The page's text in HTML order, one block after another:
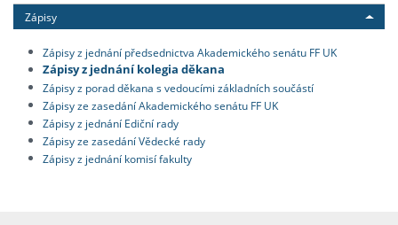
Zápisy
Zápisy z jednání předsednictva Akademického senátu FF UK
Zápisy z jednání kolegia děkana
Zápisy z porad děkana s vedoucími základních součástí
Zápisy ze zasedání Akademického senátu FF UK
Zápisy z jednání Ediční rady
Zápisy ze zasedání Vědecké rady
Zápisy z jednání komisí fakulty